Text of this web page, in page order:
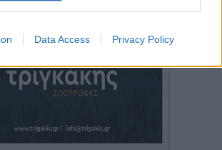
Data Access Privacy Policy